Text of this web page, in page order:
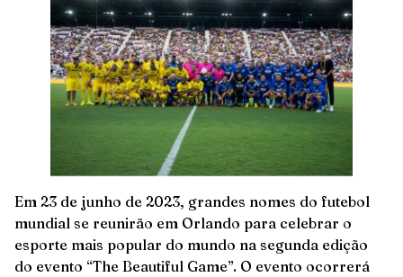
Em 23 de junho de 2023, grandes nomes do futebol
mundial se reunirão em Orlando para celebrar o
esporte mais popular do mundo na segunda edição
do evento “The Beautiful Game”. O evento ocorrerá